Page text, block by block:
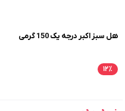
هل سبز اکبر درجه یک 150 گرمی
۱۲٪